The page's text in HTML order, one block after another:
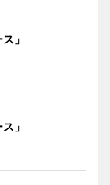
」
」